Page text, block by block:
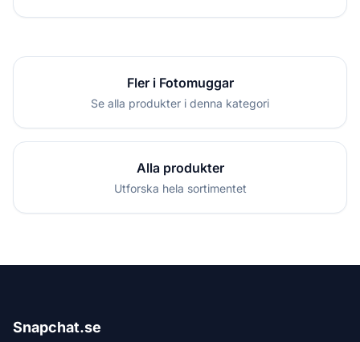
Fler i Fotomuggar
Se alla produkter i denna kategori
Alla produkter
Utforska hela sortimentet
Snapchat.se